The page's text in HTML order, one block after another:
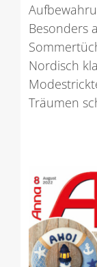
Besonders
Nordisch
Träumen